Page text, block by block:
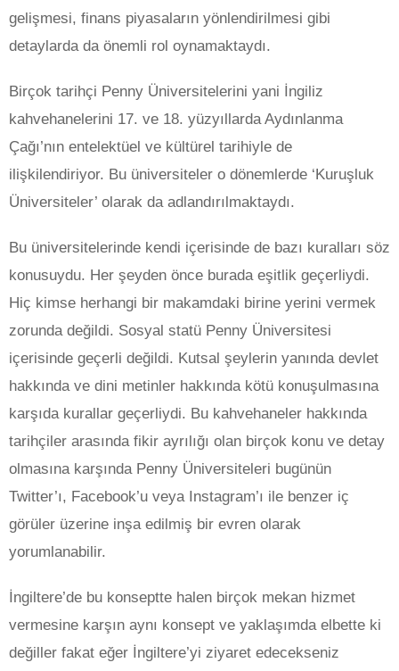
gelişmesi, finans piyasaların yönlendirilmesi gibi
detaylarda da önemli rol oynamaktaydı.
Birçok tarihçi Penny Üniversitelerini yani İngiliz
kahvehanelerini 17. ve 18. yüzyıllarda Aydınlanma
Çağı’nın entelektüel ve kültürel tarihiyle de
ilişkilendiriyor. Bu üniversiteler o dönemlerde ‘Kuruşluk
Üniversiteler’ olarak da adlandırılmaktaydı.
Bu üniversitelerinde kendi içerisinde de bazı kuralları söz
konusuydu. Her şeyden önce burada eşitlik geçerliydi.
Hiç kimse herhangi bir makamdaki birine yerini vermek
zorunda değildi. Sosyal statü Penny Üniversitesi
içerisinde geçerli değildi. Kutsal şeylerin yanında devlet
hakkında ve dini metinler hakkında kötü konuşulmasına
karşıda kurallar geçerliydi. Bu kahvehaneler hakkında
tarihçiler arasında fikir ayrılığı olan birçok konu ve detay
olmasına karşında Penny Üniversiteleri bugünün
Twitter’ı, Facebook’u veya Instagram’ı ile benzer iç
görüler üzerine inşa edilmiş bir evren olarak
yorumlanabilir.
İngiltere’de bu konseptte halen birçok mekan hizmet
vermesine karşın aynı konsept ve yaklaşımda elbette ki
değiller fakat eğer İngiltere’yi ziyaret edecekseniz